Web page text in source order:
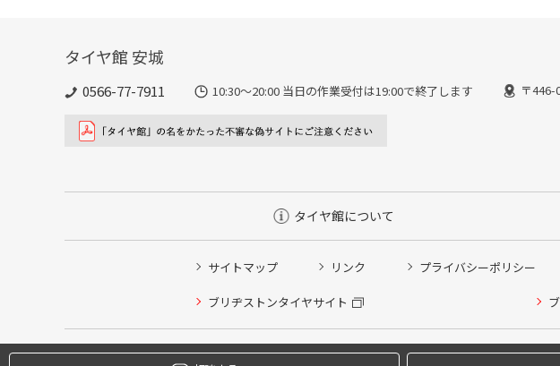
タイヤ館 安城
0566-77-7911 10:30〜20:00 当日の作業受付は19:00で終了します 〒
タイヤ館について
サイトマップ リンク プライバシーポリシー
ブリヂストンタイヤサイト
Copyright © 2024
タイヤ点検・安全点検/タイヤ履き替え/オイル交換/その他ピット作業の予約
クローク契約会員専用タイヤ履き替え※タイヤ履き替えを希望のクローク契約会員の方
本日のタイヤ履き替え順番待ち予約 ※クローク契約会員の方はご利用いただけません